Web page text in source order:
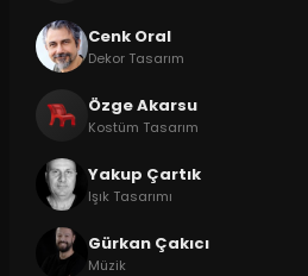
Cenk Oral
Dekor Tasarım
Özge Akarsu
Kostüm Tasarım
Yakup Çartık
Işık Tasarımı
Gürkan Çakıcı
Müzik